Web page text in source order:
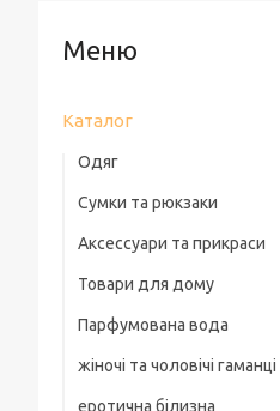
Каталог
Одяг
Жіночий одяг
Жіночі піжами
Сумки та рюкзаки
Аксессуари та прикраси
Біжутерія
Товари для дому
Парфумована вода
жіночі та чоловічі гаманці
еротична білизна